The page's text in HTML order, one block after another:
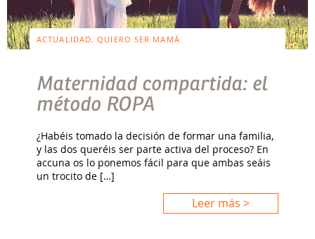
ACTUALIDAD, QUIERO SER MAMÁ
Maternidad compartida: el
método ROPA
¿Habéis tomado la decisión de formar una familia,
y las dos queréis ser parte activa del proceso? En
accuna os lo ponemos fácil para que ambas seáis
un trocito de […]
Leer más >